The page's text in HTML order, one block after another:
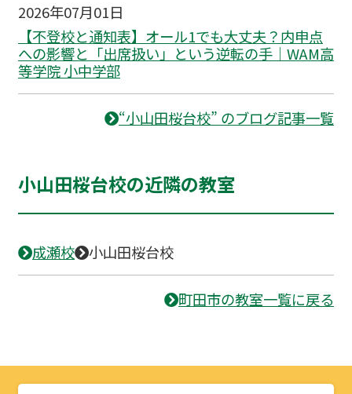
2026年07月01日
【不登校と通知表】オール1でも大丈夫？内申点
への影響と「出席扱い」という逆転の手｜WAM高
等学院 小中学部
“小山田桜台校” のブログ記事一覧
小山田桜台校の近隣の教室
成瀬校 小山田桜台校
町田市の教室一覧に戻る